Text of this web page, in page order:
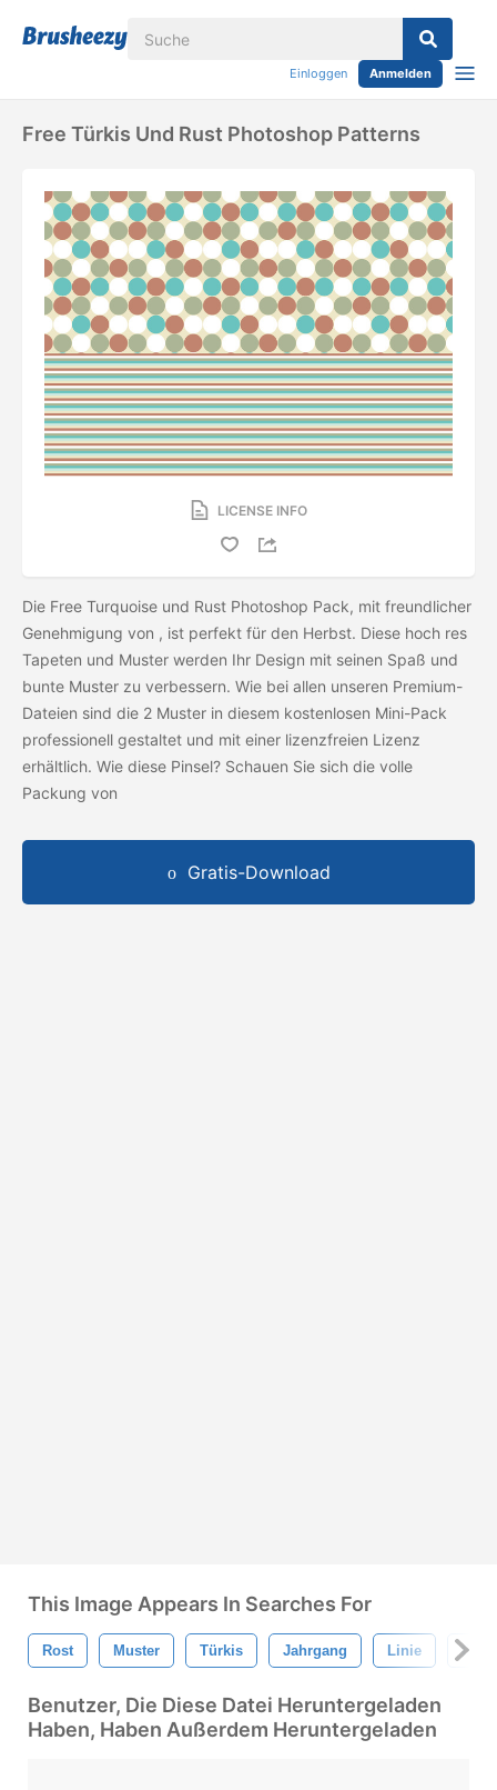
Einloggen Anmelden
Free Türkis Und Rust Photoshop Patterns
LICENSE INFO
Die Free Turquoise und Rust Photoshop Pack, mit freundlicher
Genehmigung von , ist perfekt für den Herbst. Diese hoch res
Tapeten und Muster werden Ihr Design mit seinen Spaß und
bunte Muster zu verbessern. Wie bei allen unseren Premium-
Dateien sind die 2 Muster in diesem kostenlosen Mini-Pack
professionell gestaltet und mit einer lizenzfreien Lizenz
erhältlich. Wie diese Pinsel? Schauen Sie sich die volle
Packung von
Gratis-Download
This Image Appears In Searches For
Rost Muster Türkis Jahrgang Linie Grün
Benutzer, Die Diese Datei Heruntergeladen
Haben, Haben Außerdem Heruntergeladen